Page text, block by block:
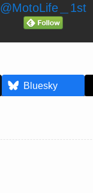
@MotoLife＿1st
Bluesky